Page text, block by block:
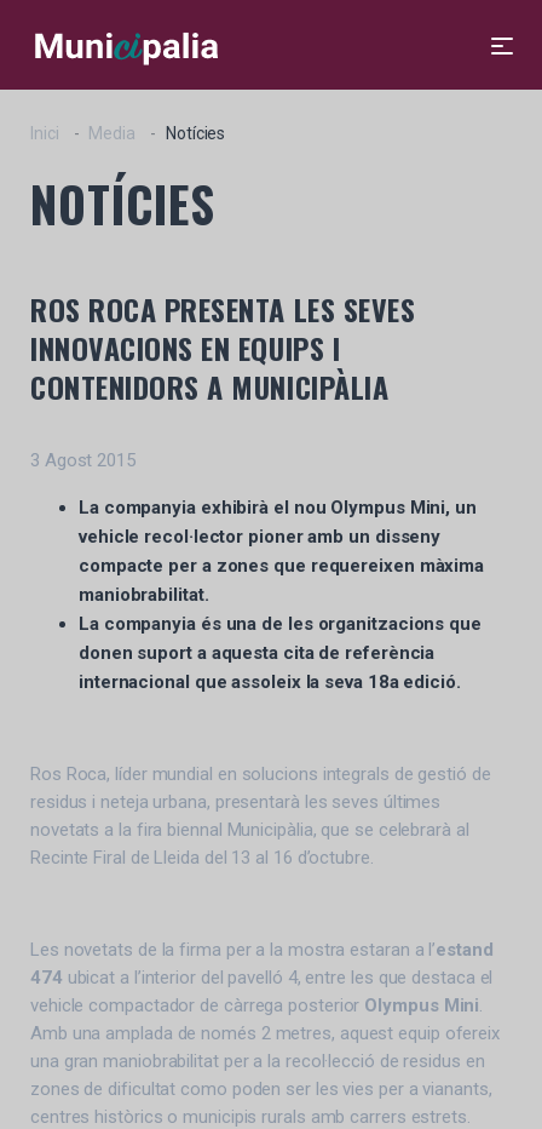
Inici Media Notícies
NOTÍCIES
ROS ROCA PRESENTA LES SEVES
INNOVACIONS EN EQUIPS I
CONTENIDORS A MUNICIPÀLIA
3 Agost 2015
La companyia exhibirà el nou Olympus Mini, un
vehicle recol·lector pioner amb un disseny
compacte per a zones que requereixen màxima
maniobrabilitat.
La companyia és una de les organitzacions que
donen suport a aquesta cita de referència
internacional que assoleix la seva 18a edició.
Ros Roca, líder mundial en solucions integrals de gestió de
residus i neteja urbana, presentarà les seves últimes
novetats a la fira biennal Municipàlia, que se celebrarà al
Recinte Firal de Lleida del 13 al 16 d’octubre.
Les novetats de la firma per a la mostra estaran a l’estand
474 ubicat a l’interior del pavelló 4, entre les que destaca el
vehicle compactador de càrrega posterior Olympus Mini.
Amb una amplada de només 2 metres, aquest equip ofereix
una gran maniobrabilitat per a la recol·lecció de residus en
zones de dificultat como poden ser les vies per a vianants,
centres històrics o municipis rurals amb carrers estrets.